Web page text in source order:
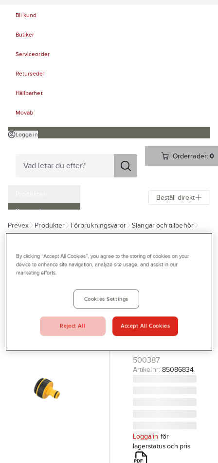
Bli kund
Butiker
Serviceorder
Retursedel
Hållbarhet
Movab
Logga in
Orderrader:0
Kampanjer
Outlet
Bli kund
Profilshop
Serviceverkstad
Företagsprofilering
Beställ direkt
Prevex Produkter Förbrukningsvaror
Slangar och tillbehör
IRONSIDE
Ironside 1/2"
IRONSIDE
TVÅKOMP 1/2"3/4"
MED INV GÄNGA
500387
Artikelnr: 85086834
Logga in för
lagerstatus och pris
By clicking “Accept All Cookies”, you agree to the storing of cookies on your
device to enhance site navigation, analyze site usage, and assist in our
marketing efforts.
Cookies Settings
Reject All Accept All Cookies